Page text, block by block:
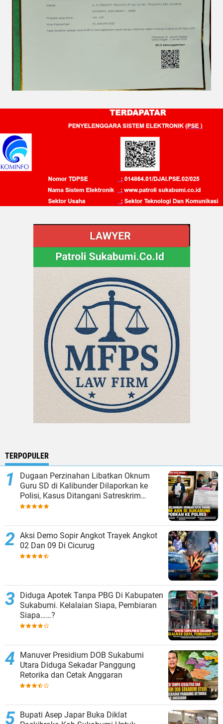
TERPOPULER
Dugaan Perzinahan Libatkan Oknum
Guru SD di Kalibunder Dilaporkan ke
Polisi, Kasus Ditangani Satreskrim
Polres Sukabumi
Aksi Demo Sopir Angkot Trayek Angkot
02 Dan 09 Di Cicurug
Diduga Apotek Tanpa PBG Di Kabupaten
Sukabumi. Kelalaian Siapa, Pembiaran
Siapa……?
Manuver Presidium DOB Sukabumi
Utara Diduga Sekadar Panggung
Retorika dan Cetak Anggaran
Bupati Asep Japar Buka Diklat